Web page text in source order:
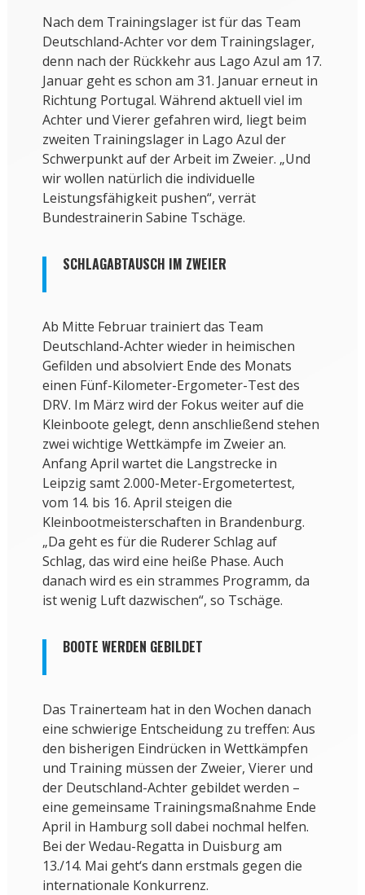
Nach dem Trainingslager ist für das Team
Deutschland-Achter vor dem Trainingslager,
denn nach der Rückkehr aus Lago Azul am 17.
Januar geht es schon am 31. Januar erneut in
Richtung Portugal. Während aktuell viel im
Achter und Vierer gefahren wird, liegt beim
zweiten Trainingslager in Lago Azul der
Schwerpunkt auf der Arbeit im Zweier. „Und
wir wollen natürlich die individuelle
Leistungsfähigkeit pushen“, verrät
Bundestrainerin Sabine Tschäge.
SCHLAGABTAUSCH IM ZWEIER
Ab Mitte Februar trainiert das Team
Deutschland-Achter wieder in heimischen
Gefilden und absolviert Ende des Monats
einen Fünf-Kilometer-Ergometer-Test des
DRV. Im März wird der Fokus weiter auf die
Kleinboote gelegt, denn anschließend stehen
zwei wichtige Wettkämpfe im Zweier an.
Anfang April wartet die Langstrecke in
Leipzig samt 2.000-Meter-Ergometertest,
vom 14. bis 16. April steigen die
Kleinbootmeisterschaften in Brandenburg.
„Da geht es für die Ruderer Schlag auf
Schlag, das wird eine heiße Phase. Auch
danach wird es ein strammes Programm, da
ist wenig Luft dazwischen“, so Tschäge.
BOOTE WERDEN GEBILDET
Das Trainerteam hat in den Wochen danach
eine schwierige Entscheidung zu treffen: Aus
den bisherigen Eindrücken in Wettkämpfen
und Training müssen der Zweier, Vierer und
der Deutschland-Achter gebildet werden –
eine gemeinsame Trainingsmaßnahme Ende
April in Hamburg soll dabei nochmal helfen.
Bei der Wedau-Regatta in Duisburg am
13./14. Mai geht‘s dann erstmals gegen die
internationale Konkurrenz.